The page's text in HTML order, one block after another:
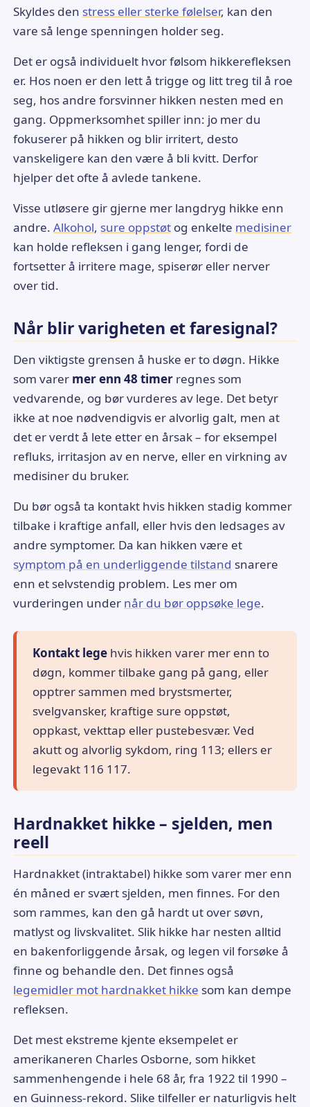
Skyldes den stress eller sterke følelser, kan den
vare så lenge spenningen holder seg.
Det er også individuelt hvor følsom hikkerefleksen
er. Hos noen er den lett å trigge og litt treg til å roe
seg, hos andre forsvinner hikken nesten med en
gang. Oppmerksomhet spiller inn: jo mer du
fokuserer på hikken og blir irritert, desto
vanskeligere kan den være å bli kvitt. Derfor
hjelper det ofte å avlede tankene.
Visse utløsere gir gjerne mer langdryg hikke enn
andre.Alkohol, sure oppstøt og enkelte medisiner
kan holde refleksen i gang lenger, fordi de
fortsetter å irritere mage, spiserør eller nerver
over tid.
Når blir varigheten et faresignal?
Den viktigste grensen å huske er to døgn. Hikke
som varer mer enn 48 timer regnes som
vedvarende, og bør vurderes av lege. Det betyr
ikke at noe nødvendigvis er alvorlig galt, men at
det er verdt å lete etter en årsak – for eksempel
refluks, irritasjon av en nerve, eller en virkning av
medisiner du bruker.
Du bør også ta kontakt hvis hikken stadig kommer
tilbake i kraftige anfall, eller hvis den ledsages av
andre symptomer. Da kan hikken være et
symptom på en underliggende tilstand snarere
enn et selvstendig problem. Les mer om
vurderingen under når du bør oppsøke lege.
Kontakt legehvis hikken varer mer enn to
døgn, kommer tilbake gang på gang, eller
opptrer sammen med brystsmerter,
svelgvansker, kraftige sure oppstøt,
oppkast, vekttap eller pustebesvær. Ved
akutt og alvorlig sykdom, ring 113; ellers er
legevakt 116 117.
Hardnakket hikke – sjelden, men
reell
Hardnakket (intraktabel) hikke som varer mer enn
én måned er svært sjelden, men finnes. For den
som rammes, kan den gå hardt ut over søvn,
matlyst og livskvalitet. Slik hikke har nesten alltid
en bakenforliggende årsak, og legen vil forsøke å
finne og behandle den. Det finnes også
legemidler mot hardnakket hikke som kan dempe
refleksen.
Det mest ekstreme kjente eksempelet er
amerikaneren Charles Osborne, som hikket
sammenhengende i hele 68 år, fra 1922 til 1990 –
en Guinness-rekord. Slike tilfeller er naturligvis helt